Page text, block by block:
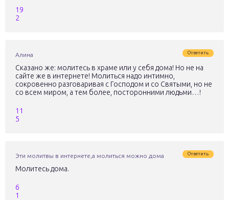
19
2
Алина Ответить
Сказано же: молитесь в храме или у себя дома! Но не на
сайте же в интернете! Молиться надо интимно,
сокровенно разговаривая с Господом и со Святыми, но не
со всем миром, а тем более, посторонними людьми…!
11
5
Эти молитвы в интернете,а молиться можно дома Ответить
Молитесь дома.
6
1